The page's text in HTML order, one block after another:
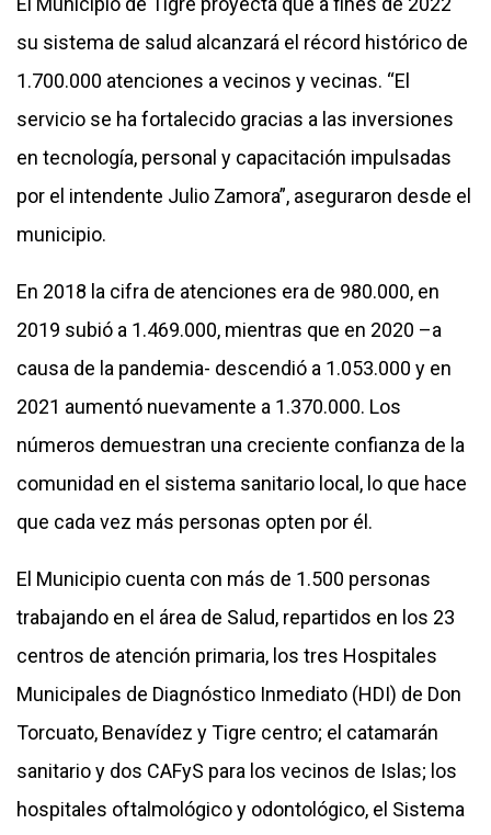
su sistema de salud alcanzará el récord histórico de
1.700.000 atenciones a vecinos y vecinas. “El
servicio se ha fortalecido gracias a las inversiones
en tecnología, personal y capacitación impulsadas
por el intendente Julio Zamora”, aseguraron desde el
municipio.
En 2018 la cifra de atenciones era de 980.000, en
2019 subió a 1.469.000, mientras que en 2020 –a
causa de la pandemia- descendió a 1.053.000 y en
2021 aumentó nuevamente a 1.370.000. Los
números demuestran una creciente confianza de la
comunidad en el sistema sanitario local, lo que hace
que cada vez más personas opten por él.
El Municipio cuenta con más de 1.500 personas
trabajando en el área de Salud, repartidos en los 23
centros de atención primaria, los tres Hospitales
Municipales de Diagnóstico Inmediato (HDI) de Don
Torcuato, Benavídez y Tigre centro; el catamarán
sanitario y dos CAFyS para los vecinos de Islas; los
hospitales oftalmológico y odontológico, el Sistema